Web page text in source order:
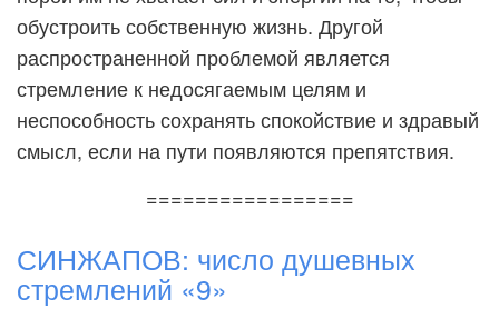
обустроить собственную жизнь. Другой
распространенной проблемой является
стремление к недосягаемым целям и
неспособность сохранять спокойствие и здравый
смысл, если на пути появляются препятствия.
=================
СИНЖАПОВ: число душевных
стремлений «9»